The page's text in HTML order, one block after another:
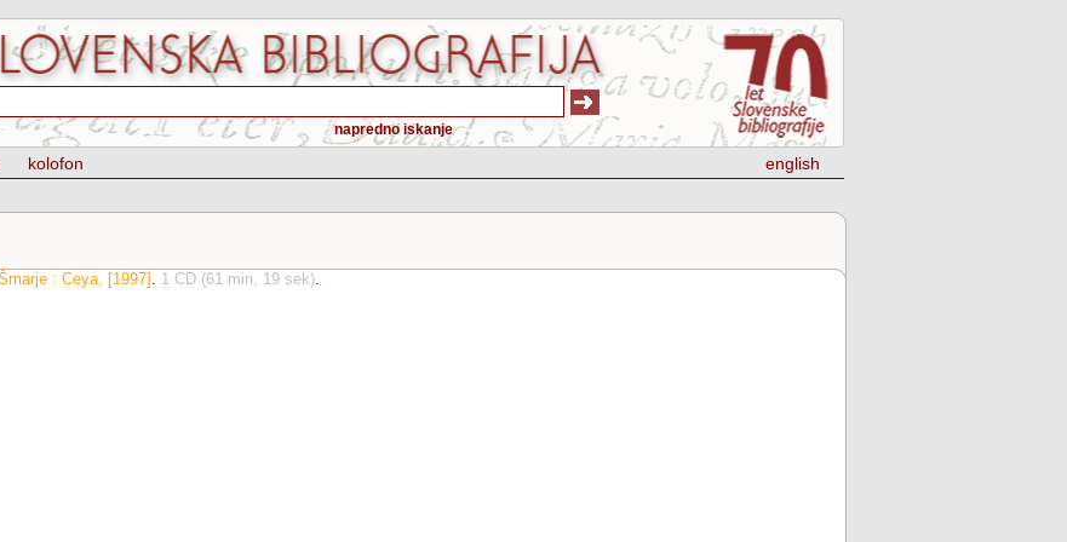
napredno iskanje
kolofon english
: Ceya, [1997] . 1 CD (61 min, 19 sek).